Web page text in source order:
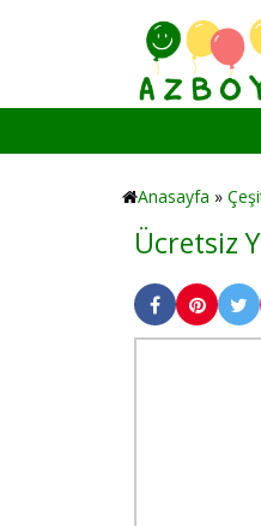
Anasayfa »
Ücretsiz